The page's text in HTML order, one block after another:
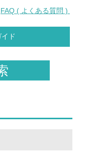
FAQ ( よくある質問 )
ド